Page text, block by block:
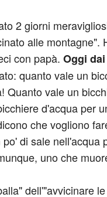
2 giorni
alle montagne".
con papà. Oggi
quanto vale un
Quanto vale un
d'acqua per
che vogliono
po' di sale nell'acqua
uno che
dell'"avvicinare